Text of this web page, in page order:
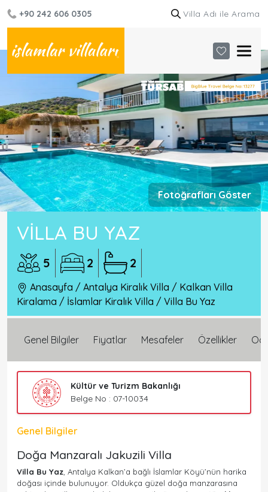
+90 242 606 0305
Fotoğrafları Göster
VILLA BU YAZ
5 2 2
Anasayfa / Antalya Kiralık Villa / Kalkan Villa
Kiralama / İslamlar Kiralık Villa / Villa Bu Yaz
Genel Bilgiler Fiyatlar Mesafeler Özellikler
Kültür ve Turizm Bakanlığı
Belge No : 07-10034
Genel Bilgiler
Doğa Manzaralı Jakuzili Villa
Villa Bu Yaz , Antalya Kalkan’a bağlı İslamlar Köyü’nün harika
doğası içinde bulunuyor. Oldukça güzel doğa manzarasına